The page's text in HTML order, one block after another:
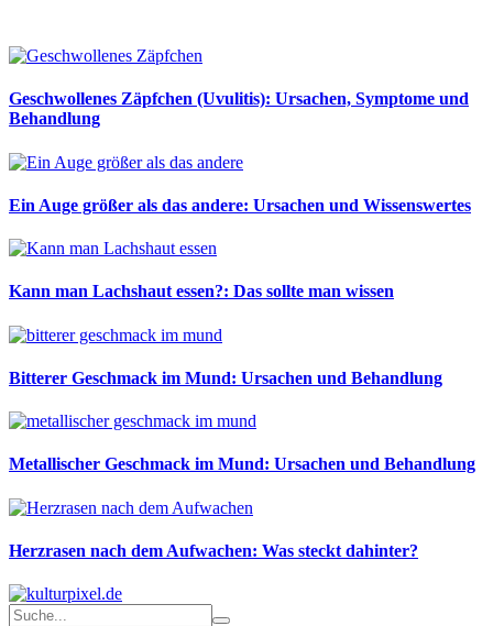
Geschwollenes Zäpfchen (Uvulitis): Ursachen, Symptome und
Behandlung
Ein Auge größer als das andere: Ursachen und Wissenswertes
Kann man Lachshaut essen?: Das sollte man wissen
Bitterer Geschmack im Mund: Ursachen und Behandlung
Metallischer Geschmack im Mund: Ursachen und Behandlung
Herzrasen nach dem Aufwachen: Was steckt dahinter?